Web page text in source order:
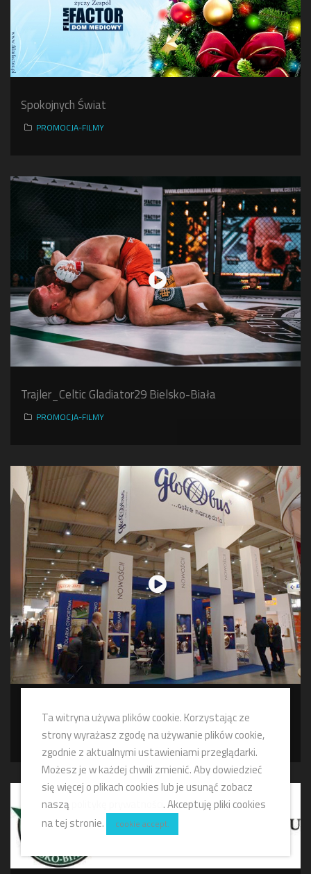
Spokojnych Świat
PROMOCJA-FILMY
Trajler_Celtic Gladiator29 Bielsko-Biała
PROMOCJA-FILMY
Globus - firma produkcyjna
PROMOCJA-FILMY
Ta witryna używa plików cookie. Korzystając ze
strony wyrażasz zgodę na używanie plików cookie,
zgodnie z aktualnymi ustawieniami przeglądarki.
Możesz je w każdej chwili zmienić. Aby dowiedzieć
się więcej o plikach cookies lub je usunąć zobacz
naszą
. Akceptuję pliki cookies
na tej stronie.
cookie accept.